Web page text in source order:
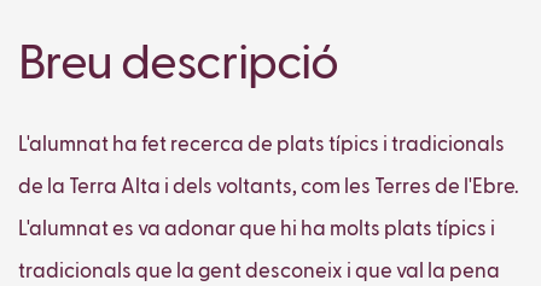
Breu descripció
L'alumnat ha fet recerca de plats típics i tradicionals
de la Terra Alta i dels voltants, com les Terres de l'Ebre.
L'alumnat es va adonar que hi ha molts plats típics i
tradicionals que la gent desconeix i que val la pena